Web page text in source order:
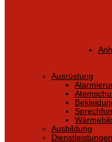
Ausrüstung
Ausbildung
Dienstleistungen